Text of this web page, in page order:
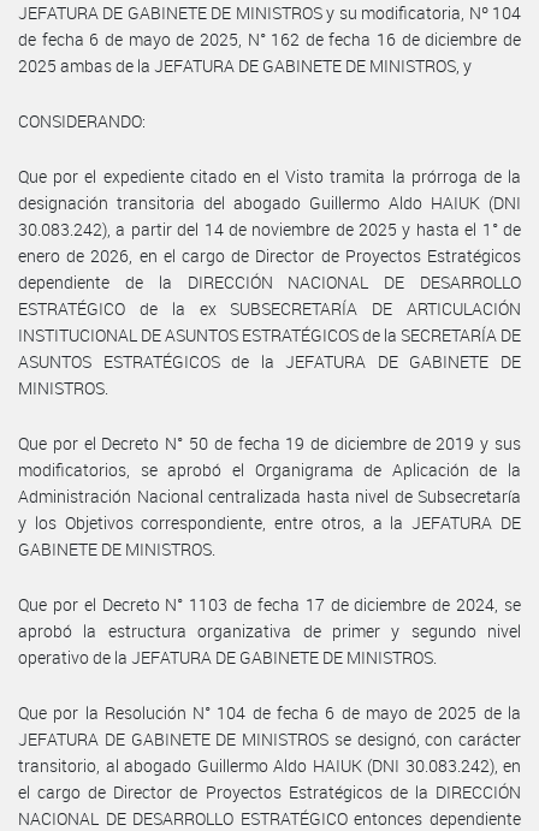
JEFATURA DE GABINETE DE MINISTROS y su modificatoria, Nº 104
de fecha 6 de mayo de 2025, N° 162 de fecha 16 de diciembre de
2025 ambas de la JEFATURA DE GABINETE DE MINISTROS, y
CONSIDERANDO:
Que por el expediente citado en el Visto tramita la prórroga de la
designación transitoria del abogado Guillermo Aldo HAIUK (DNI
30.083.242), a partir del 14 de noviembre de 2025 y hasta el 1° de
enero de 2026, en el cargo de Director de Proyectos Estratégicos
dependiente de la DIRECCIÓN NACIONAL DE DESARROLLO
ESTRATÉGICO de la ex SUBSECRETARÍA DE ARTICULACIÓN
INSTITUCIONAL DE ASUNTOS ESTRATÉGICOS de la SECRETARÍA DE
ASUNTOS ESTRATÉGICOS de la JEFATURA DE GABINETE DE
MINISTROS.
Que por el Decreto N° 50 de fecha 19 de diciembre de 2019 y sus
modificatorios, se aprobó el Organigrama de Aplicación de la
Administración Nacional centralizada hasta nivel de Subsecretaría
y los Objetivos correspondiente, entre otros, a la JEFATURA DE
GABINETE DE MINISTROS.
Que por el Decreto N° 1103 de fecha 17 de diciembre de 2024, se
aprobó la estructura organizativa de primer y segundo nivel
operativo de la JEFATURA DE GABINETE DE MINISTROS.
Que por la Resolución N° 104 de fecha 6 de mayo de 2025 de la
JEFATURA DE GABINETE DE MINISTROS se designó, con carácter
transitorio, al abogado Guillermo Aldo HAIUK (DNI 30.083.242), en
el cargo de Director de Proyectos Estratégicos de la DIRECCIÓN
NACIONAL DE DESARROLLO ESTRATÉGICO entonces dependiente